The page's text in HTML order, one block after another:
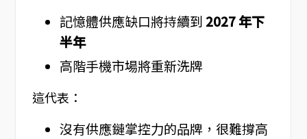
記憶體供應缺口將持續到 2027 年下
半年
高階手機市場將重新洗牌
這代表：
沒有供應鏈掌控力的品牌，很難撐高